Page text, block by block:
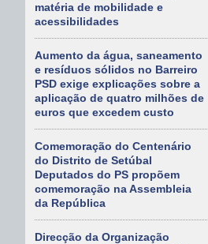
matéria de mobilidade e
acessibilidades
Aumento da água, saneamento
e resíduos sólidos no Barreiro
PSD exige explicações sobre a
aplicação de quatro milhões de
euros que excedem custo
Comemoração do Centenário
do Distrito de Setúbal
Deputados do PS propõem
comemoração na Assembleia
da República
Direcção da Organização